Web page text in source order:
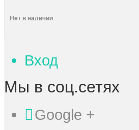
Нет в наличии
Вход
Мы в соц.сетях
Google +